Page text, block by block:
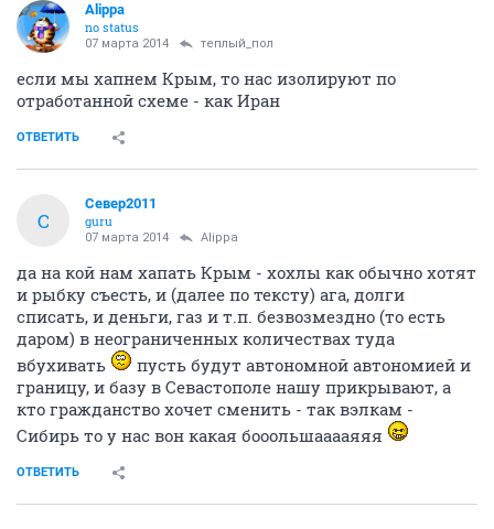
Alippa
no status
07 марта 2014 теплый_пол
если мы хапнем Крым, то нас изолируют по
отработанной схеме - как Иран
ОТВЕТИТЬ
С
Север2011
guru
07 марта 2014 Alippa
да на кой нам хапать Крым - хохлы как обычно хотят
и рыбку съесть, и (далее по тексту) ага, долги
списать, и деньги, газ и т.п. безвозмездно (то есть
даром) в неограниченных количествах туда
вбухивать
пусть будут автономной автономией и
границу, и базу в Севастополе нашу прикрывают, а
кто гражданство хочет сменить - так вэлкам -
Сибирь то у нас вон какая бооольшааааяяя
ОТВЕТИТЬ